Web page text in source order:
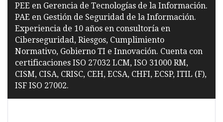
PEE en Gerencia de Tecnologías de la Información.
PAE en Gestión de Seguridad de la Información.
Experiencia de 10 años en consultoría en
Ciberseguridad, Riesgos, Cumplimiento
Normativo, Gobierno TI e Innovación. Cuenta con
certificaciones ISO 27032 LCM, ISO 31000 RM,
CISM, CISA, CRISC, CEH, ECSA, CHFI, ECSP, ITIL (F),
ISF ISO 27002.